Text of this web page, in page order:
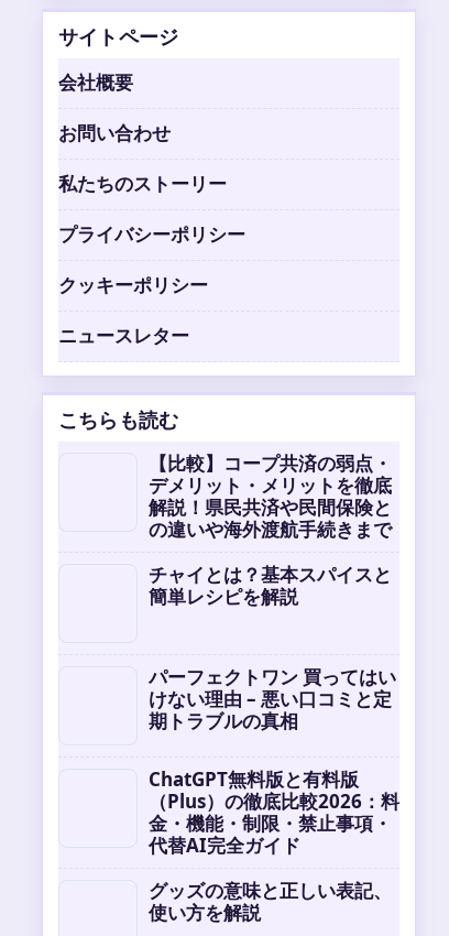
サイトページ
会社概要
お問い合わせ
私たちのストーリー
プライバシーポリシー
クッキーポリシー
ニュースレター
こちらも読む
【比較】コープ共済の弱点・
デメリット・メリットを徹底
解説！県民共済や民間保険と
の違いや海外渡航手続きまで
チャイとは？基本スパイスと
簡単レシピを解説
パーフェクトワン 買ってはい
けない理由 – 悪い口コミと定
期トラブルの真相
ChatGPT無料版と有料版
（Plus）の徹底比較2026：料
金・機能・制限・禁止事項・
代替AI完全ガイド
グッズの意味と正しい表記、
使い方を解説